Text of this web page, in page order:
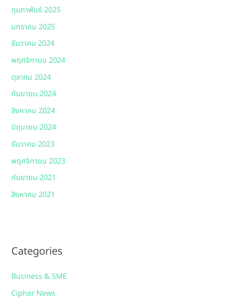
กุมภาพันธ์ 2025
มกราคม 2025
ธันวาคม 2024
พฤศจิกายน 2024
ตุลาคม 2024
กันยายน 2024
สิงหาคม 2024
มิถุนายน 2024
ธันวาคม 2023
พฤศจิกายน 2023
กันยายน 2021
สิงหาคม 2021
Categories
Business & SME
Cipher News